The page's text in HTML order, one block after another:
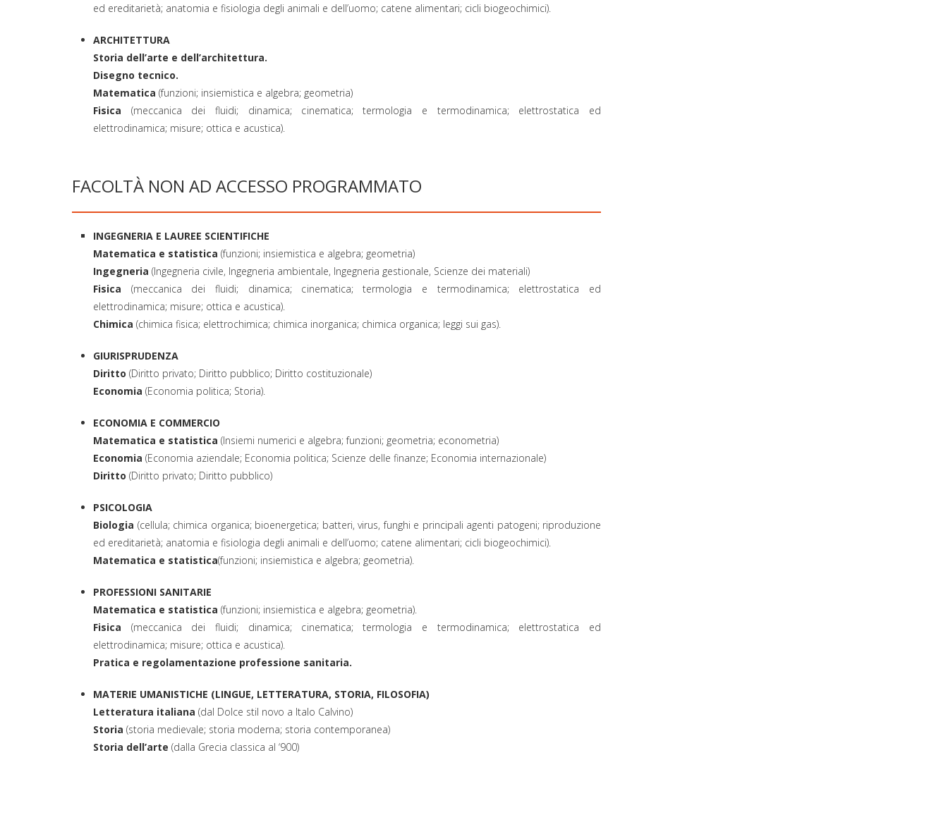
ed ereditarietà; anatomia e fisiologia degli animali e dell’uomo; catene alimentari; cicli biogeochimici).
ARCHITETTURA
Storia dell’arte e dell’architettura.
Disegno tecnico.
Matematica (funzioni; insiemistica e algebra; geometria)
Fisica (meccanica dei fluidi; dinamica; cinematica; termologia e termodinamica; elettrostatica ed
elettrodinamica; misure; ottica e acustica).
FACOLTÀ NON AD ACCESSO PROGRAMMATO
INGEGNERIA E LAUREE SCIENTIFICHE
Matematica e statistica (funzioni; insiemistica e algebra; geometria)
Ingegneria (Ingegneria civile, Ingegneria ambientale, Ingegneria gestionale, Scienze dei materiali)
Fisica (meccanica dei fluidi; dinamica; cinematica; termologia e termodinamica; elettrostatica ed
elettrodinamica; misure; ottica e acustica).
Chimica (chimica fisica; elettrochimica; chimica inorganica; chimica organica; leggi sui gas).
GIURISPRUDENZA
Diritto (Diritto privato; Diritto pubblico; Diritto costituzionale)
Economia (Economia politica; Storia).
ECONOMIA E COMMERCIO
Matematica e statistica (Insiemi numerici e algebra; funzioni; geometria; econometria)
Economia (Economia aziendale; Economia politica; Scienze delle finanze; Economia internazionale)
Diritto (Diritto privato; Diritto pubblico)
PSICOLOGIA
Biologia (cellula; chimica organica; bioenergetica; batteri, virus, funghi e principali agenti patogeni; riproduzione
ed ereditarietà; anatomia e fisiologia degli animali e dell’uomo; catene alimentari; cicli biogeochimici).
Matematica e statistica(funzioni; insiemistica e algebra; geometria).
PROFESSIONI SANITARIE
Matematica e statistica (funzioni; insiemistica e algebra; geometria).
Fisica (meccanica dei fluidi; dinamica; cinematica; termologia e termodinamica; elettrostatica ed
elettrodinamica; misure; ottica e acustica).
Pratica e regolamentazione professione sanitaria.
MATERIE UMANISTICHE (LINGUE, LETTERATURA, STORIA, FILOSOFIA)
Letteratura italiana (dal Dolce stil novo a Italo Calvino)
Storia (storia medievale; storia moderna; storia contemporanea)
Storia dell’arte (dalla Grecia classica al ‘900)